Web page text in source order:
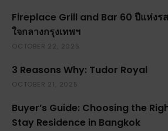
Fireplace Grill and Bar 60 ปีแห่งร
ใจกลางกรุงเทพฯ
OCTOBER 22, 2025
3 Reasons Why: Tudor Royal
OCTOBER 21, 2025
Buyer’s Guide: Choosing the
Stay Residence in Bangkok